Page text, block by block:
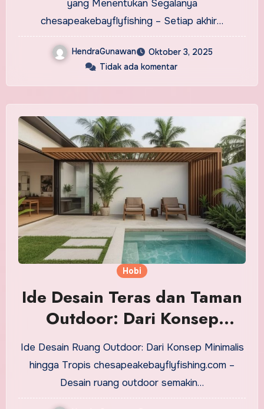
yang Menentukan Segalanya
chesapeakebayflyfishing – Setiap akhir…
HendraGunawan
Oktober 3, 2025
Tidak ada komentar
Hobi
Ide Desain Teras dan Taman
Outdoor: Dari Konsep
Minimalis hingga Tropis
Ide Desain Ruang Outdoor: Dari Konsep Minimalis
hingga Tropis chesapeakebayflyfishing.com –
Desain ruang outdoor semakin…